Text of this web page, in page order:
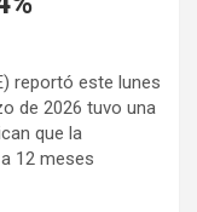
reportó este lunes
de 2026 tuvo una
que la
12 meses